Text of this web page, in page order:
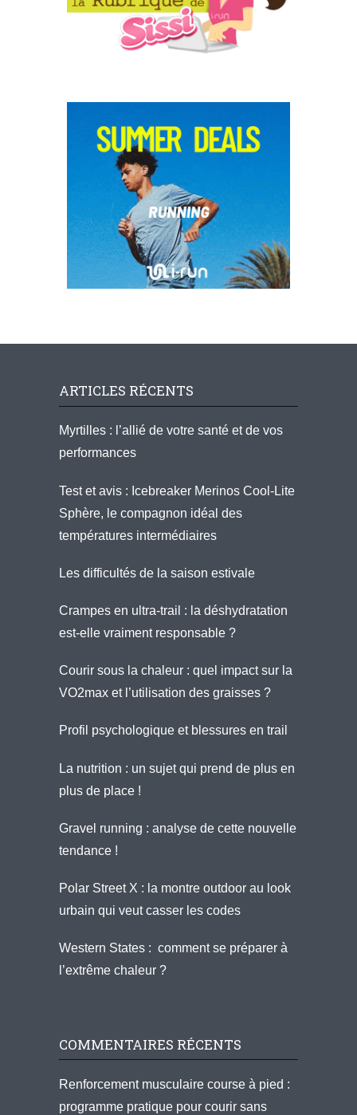
ARTICLES RÉCENTS
Myrtilles : l’allié de votre santé et de vos
performances
Test et avis : Icebreaker Merinos Cool-Lite
Sphère, le compagnon idéal des
températures intermédiaires
Les difficultés de la saison estivale
Crampes en ultra-trail : la déshydratation
est-elle vraiment responsable ?
Courir sous la chaleur : quel impact sur la
VO2max et l’utilisation des graisses ?
Profil psychologique et blessures en trail
La nutrition : un sujet qui prend de plus en
plus de place !
Gravel running : analyse de cette nouvelle
tendance !
Polar Street X : la montre outdoor au look
urbain qui veut casser les codes
Western States : comment se préparer à
l’extrême chaleur ?
COMMENTAIRES RÉCENTS
Renforcement musculaire course à pied :
programme pratique pour courir sans